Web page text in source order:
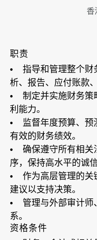
香
职责
• 指导和管理整个财
析、报告、应付账款
• 制定并实施财务策
利能力。
• 监督年度预算、预
有效的财务绩效。
• 确保遵守所有相关
序，保持高水平的诚信
• 作为高层管理的关
建议以支持决策。
• 管理与外部审计师
系。
资格条件